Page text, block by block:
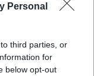
Personal
third parties, or
for
below opt-out